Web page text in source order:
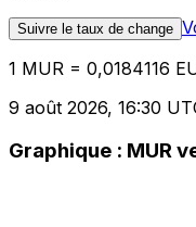
Suivre le taux de change
1 MUR = 0,0184116
9 août 2026, 16:30
Graphique : MUR